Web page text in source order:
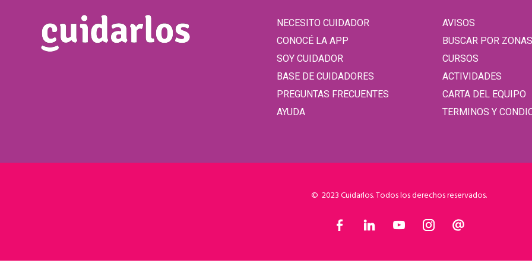
NECESITO CUIDADOR
CONOCÉ LA APP
SOY CUIDADOR
BASE DE CUIDADORES
PREGUNTAS FRECUENTES
AYUDA
AVISOS
BUSCAR POR ZONAS
CURSOS
ACTIVIDADES
CARTA DEL EQUIPO
TERMINOS Y
© 2023 Cuidarlos. Todos los derechos reservados.